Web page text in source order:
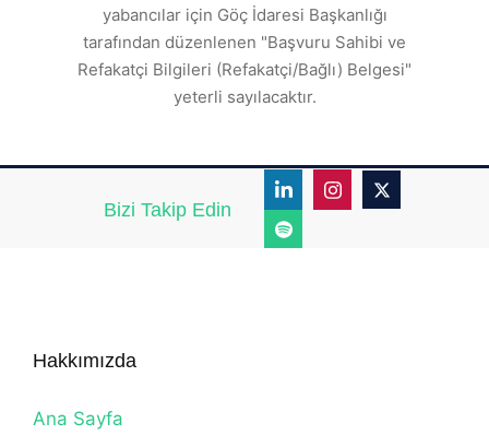
yabancılar için Göç İdaresi Başkanlığı
tarafından düzenlenen "Başvuru Sahibi ve
Refakatçi Bilgileri (Refakatçi/Bağlı) Belgesi"
yeterli sayılacaktır.
Bizi Takip Edin
Hakkımızda
Ana Sayfa